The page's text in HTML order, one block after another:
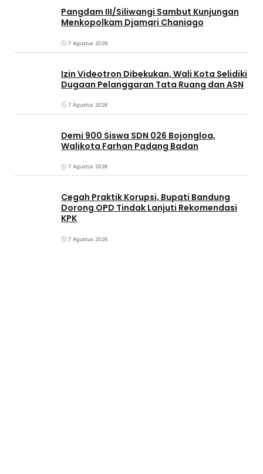
Pangdam III/Siliwangi Sambut Kunjungan
Menkopolkam Djamari Chaniago
7 Agustus 2026
Izin Videotron Dibekukan, Wali Kota Selidiki
Dugaan Pelanggaran Tata Ruang dan ASN
7 Agustus 2026
Demi 900 Siswa SDN 026 Bojongloa,
Walikota Farhan Padang Badan
7 Agustus 2026
Cegah Praktik Korupsi, Bupati Bandung
Dorong OPD Tindak Lanjuti Rekomendasi
KPK
7 Agustus 2026